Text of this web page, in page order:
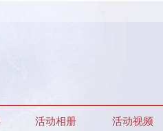
活动相册 活动视频